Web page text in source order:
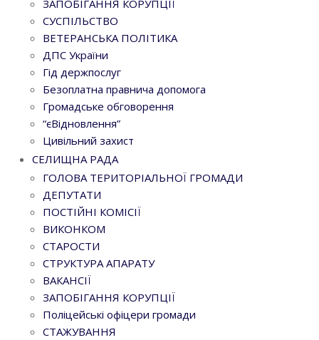
ЗАПОБІГАННЯ КОРУПЦІЇ
СУСПІЛЬСТВО
ВЕТЕРАНСЬКА ПОЛІТИКА
ДПС України
Гід держпослуг
Безоплатна правнича допомога
Громадське обговорення
“єВідновлення”
Цивільний захист
СЕЛИЩНА РАДА
ГОЛОВА ТЕРИТОРІАЛЬНОЇ ГРОМАДИ
ДЕПУТАТИ
ПОСТІЙНІ КОМІСІЇ
ВИКОНКОМ
СТАРОСТИ
СТРУКТУРА АПАРАТУ
ВАКАНСІЇ
ЗАПОБІГАННЯ КОРУПЦІЇ
Поліцейські офіцери громади
СТАЖУВАННЯ